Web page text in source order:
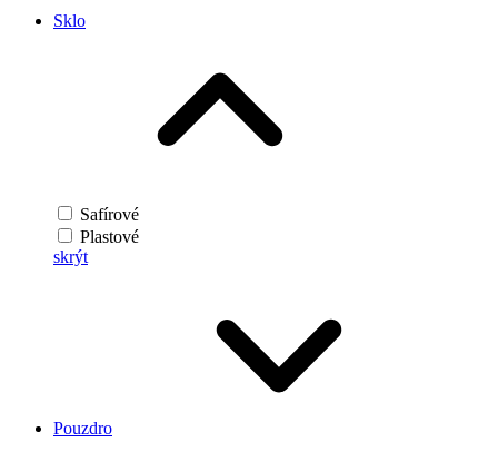
Sklo
Safírové
Plastové
skrýt
Pouzdro